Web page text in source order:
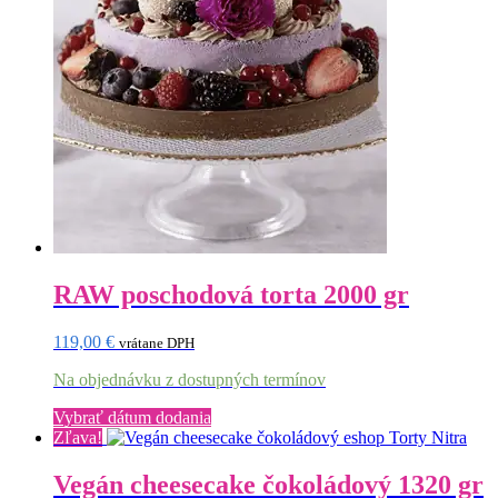
RAW poschodová torta 2000 gr
119,00 € vrátane DPH
Na objednávku z dostupných termínov
Vybrať dátum dodania
Zľava!
Vegán cheesecake čokoládový 1320 gr